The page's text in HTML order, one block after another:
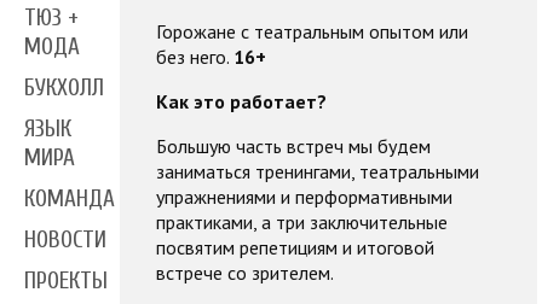
ТЮЗ +
МОДА
БУКХОЛЛ
ЯЗЫК
МИРА
КОМАНДА
НОВОСТИ
ПРОЕКТЫ
Горожане с театральным опытом или
без него. 16+
Как это работает?
Большую часть встреч мы будем
заниматься тренингами, театральными
упражнениями и перформативными
практиками, а три заключительные
посвятим репетициям и итоговой
встрече со зрителем.